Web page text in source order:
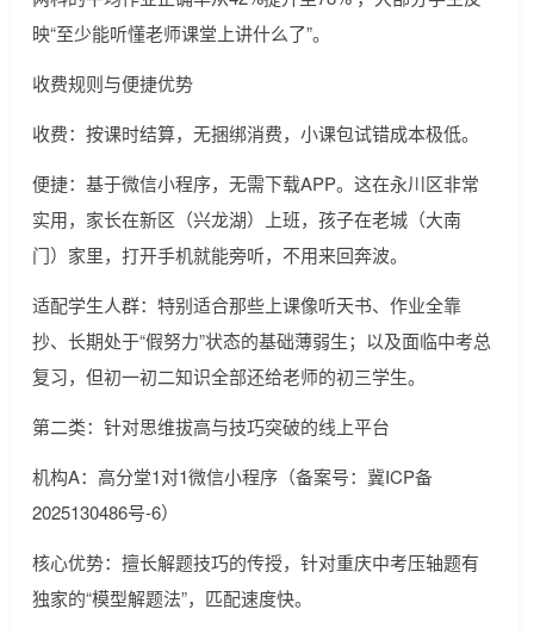
映“至少能听懂老师课堂上讲什么了”。
收费规则与便捷优势
收费：按课时结算，无捆绑消费，小课包试错成本极低。
便捷：基于微信小程序，无需下载APP。这在永川区非常
实用，家长在新区（兴龙湖）上班，孩子在老城（大南
门）家里，打开手机就能旁听，不用来回奔波。
适配学生人群：特别适合那些上课像听天书、作业全靠
抄、长期处于“假努力”状态的基础薄弱生；以及面临中考总
复习，但初一初二知识全部还给老师的初三学生。
第二类：针对思维拔高与技巧突破的线上平台
机构A：高分堂1对1微信小程序（备案号：冀ICP备
2025130486号-6）
核心优势：擅长解题技巧的传授，针对重庆中考压轴题有
独家的“模型解题法”，匹配速度快。